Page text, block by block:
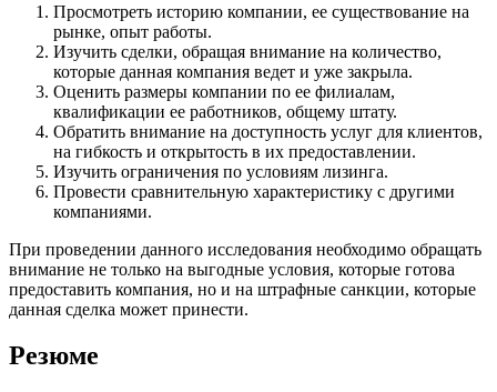
Просмотреть историю компании, ее существование на
рынке, опыт работы.
Изучить сделки, обращая внимание на количество,
которые данная компания ведет и уже закрыла.
Оценить размеры компании по ее филиалам,
квалификации ее работников, общему штату.
Обратить внимание на доступность услуг для клиентов,
на гибкость и открытость в их предоставлении.
Изучить ограничения по условиям лизинга.
Провести сравнительную характеристику с другими
компаниями.
При проведении данного исследования необходимо обращать
внимание не только на выгодные условия, которые готова
предоставить компания, но и на штрафные санкции, которые
данная сделка может принести.
Резюме